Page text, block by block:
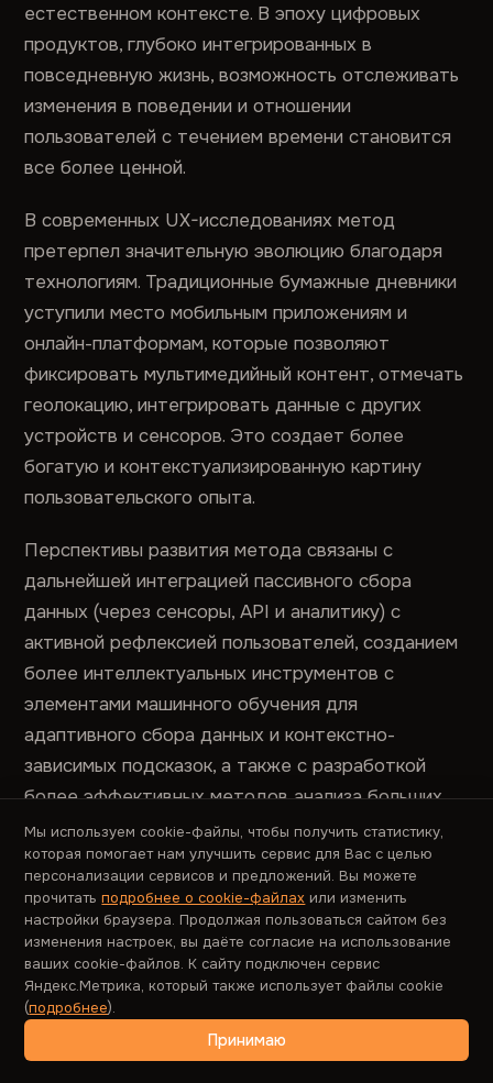
естественном контексте. В эпоху цифровых
продуктов, глубоко интегрированных в
повседневную жизнь, возможность отслеживать
изменения в поведении и отношении
пользователей с течением времени становится
все более ценной.
В современных UX-исследованиях метод
претерпел значительную эволюцию благодаря
технологиям. Традиционные бумажные дневники
уступили место мобильным приложениям и
онлайн-платформам, которые позволяют
фиксировать мультимедийный контент, отмечать
геолокацию, интегрировать данные с других
устройств и сенсоров. Это создает более
богатую и контекстуализированную картину
пользовательского опыта.
Перспективы развития метода связаны с
дальнейшей интеграцией пассивного сбора
данных (через сенсоры, API и аналитику) с
активной рефлексией пользователей, созданием
более интеллектуальных инструментов с
элементами машинного обучения для
адаптивного сбора данных и контекстно-
зависимых подсказок, а также с разработкой
более эффективных методов анализа больших
объемов качественных данных.
Несмотря на вызовы, связанные с мотивацией
участников и анализом разнородных данных,
дневниковое исследование продолжает
оставаться незаменимым инструментом для
создания продуктов, учитывающих
долгосрочные паттерны поведения,
контекстуальные факторы и эволюцию
Мы используем cookie-файлы, чтобы получить статистику,
которая помогает нам улучшить сервис для Вас с целью
персонализации сервисов и предложений. Вы можете
прочитатьподробнее о cookie-файлах или изменить
настройки браузера. Продолжая пользоваться сайтом без
изменения настроек, вы даёте согласие на использование
ваших cookie-файлов. К сайту подключен сервис
Яндекс.Метрика, который также использует файлы cookie
(подробнее).
Принимаю